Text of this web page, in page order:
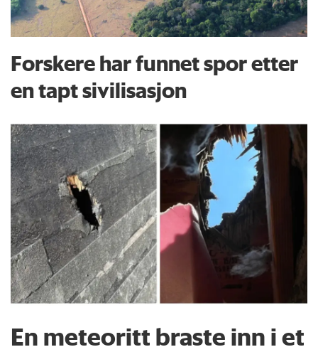
Forskere har funnet spor etter
en tapt sivilisasjon
En meteoritt braste inn i et